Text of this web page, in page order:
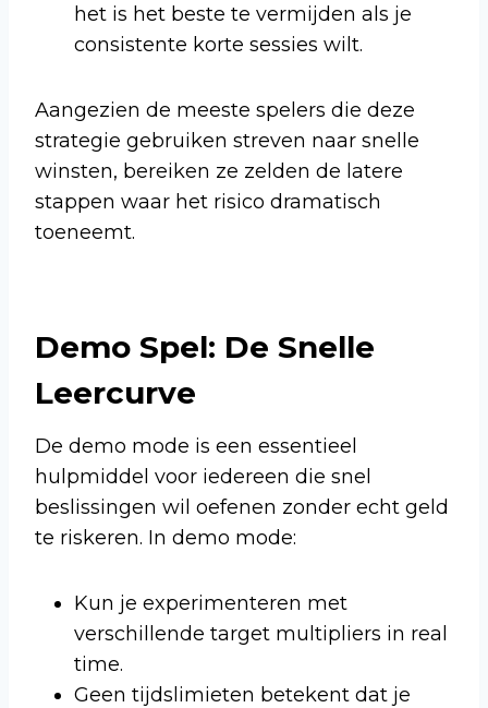
het is het beste te vermijden als je
consistente korte sessies wilt.
Aangezien de meeste spelers die deze
strategie gebruiken streven naar snelle
winsten, bereiken ze zelden de latere
stappen waar het risico dramatisch
toeneemt.
Demo Spel: De Snelle
Leercurve
De demo mode is een essentieel
hulpmiddel voor iedereen die snel
beslissingen wil oefenen zonder echt geld
te riskeren. In demo mode:
Kun je experimenteren met
verschillende target multipliers in real
time.
Geen tijdslimieten betekent dat je